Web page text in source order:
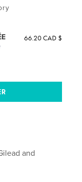
66.20 CAD $
and